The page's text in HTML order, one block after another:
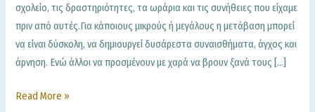
σχολείο, τις δραστηριότητες, τα ωράρια και τις συνήθειες που είχαμε
πριν από αυτές.Για κάποιους μικρούς ή μεγάλους η μετάβαση μπορεί
να είναι δύσκολη, να δημιουργεί δυσάρεστα συναισθήματα, άγχος και
άρνηση. Ενώ άλλοι να προσμένουν με χαρά να βρουν ξανά τους […]
Read More »